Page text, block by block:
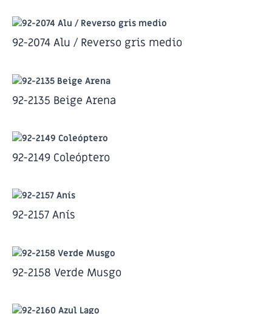
92-2074 Alu / Reverso gris medio
92-2135 Beige Arena
92-2149 Coleóptero
92-2157 Anís
92-2158 Verde Musgo